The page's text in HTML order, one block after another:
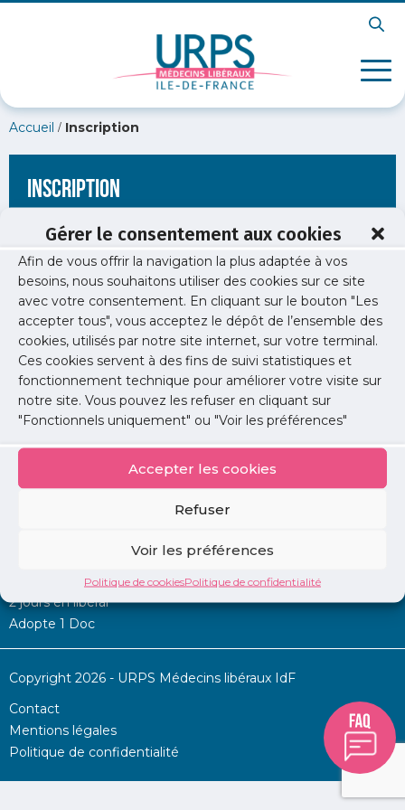
Gérer le consentement aux cookies
Afin de vous offrir la navigation la plus adaptée à vos
besoins, nous souhaitons utiliser des cookies sur ce site
avec votre consentement. En cliquant sur le bouton "Les
accepter tous", vous acceptez le dépôt de l’ensemble des
cookies, utilisés par notre site internet, sur votre terminal.
Ces cookies servent à des fins de suivi statistiques et
fonctionnement technique pour améliorer votre visite sur
notre site. Vous pouvez les refuser en cliquant sur
"Fonctionnels uniquement" ou "Voir les préférences"
Accepter les cookies
Refuser
Voir les préférences
Politique de cookiesPolitique de confidentialité
Accueil / Inscription
Inscription
[wppb-register form_name="inscription"
redirect_url="https://www.urps-med-idf.org/coronavirus-6-
mai-2/"]
Permanence d’aide à l’installation
2 jours en libéral
Adopte 1 Doc
Copyright 2026 - URPS Médecins libéraux IdF
Contact
Mentions légales
Politique de confidentialité